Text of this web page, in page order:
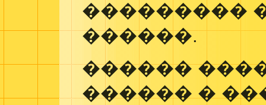
���������
������.
������
������ �